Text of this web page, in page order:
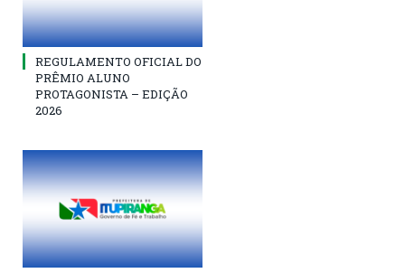
REGULAMENTO OFICIAL DO
PRÊMIO ALUNO
PROTAGONISTA – EDIÇÃO
2026